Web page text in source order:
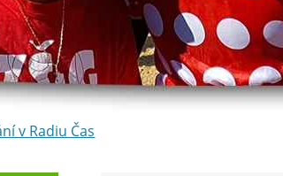
v Radiu Čas